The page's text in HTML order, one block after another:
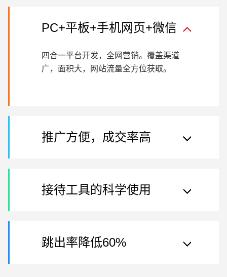
PC+平板+手机网页+微信
四合一平台开发，全网营销。覆盖渠道
广，面积大，网站流量全方位获取。
推广方便，成交率高
接待工具的科学使用
跳出率降低60%